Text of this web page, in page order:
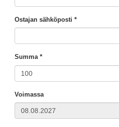
Ostajan sähköposti *
Summa *
Voimassa